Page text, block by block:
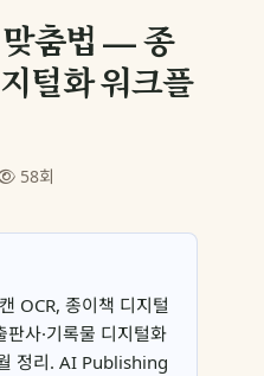
춤법 — 종
털화 워크플
58회
OCR, 종이책 디지털
사·기록물 디지털화
정리. AI Publishing